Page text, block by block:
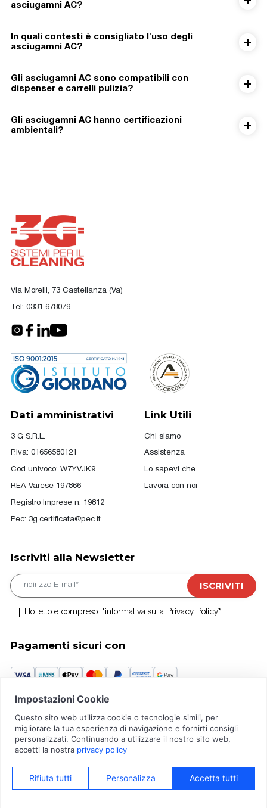
asciugamni AC?
In quali contesti è consigliato l'uso degli
asciugamni AC?
Gli asciugamni AC sono compatibili con
dispenser e carrelli pulizia?
Gli asciugamni AC hanno certificazioni
ambientali?
Via Morelli, 73 Castellanza (Va)
Tel: 0331 678079
Dati amministrativi
3 G S.R.L.
P.Iva: 01656580121
Cod univoco: W7YVJK9
REA Varese 197866
Registro Imprese n. 19812
Pec: 3g.certificata@pec.it
Link Utili
Chi siamo
Assistenza
Lo sapevi che
Lavora con noi
Iscriviti alla Newsletter
E-mail
ISCRIVITI
Ho letto e compreso l'informativa sulla Privacy Policy*.
Pagamenti sicuri con
Crédit Agricole Piazza Vittorio Emanuele II, n.5 Busto A. (VA)
IBAN IT21T0623022808000047288886
© 2026 3 G S.R.L. | Tutti i diritti riservati | P.IVA: 01656580121 | Privacy